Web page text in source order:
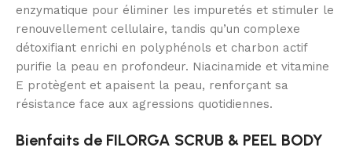
enzymatique pour éliminer les impuretés et stimuler le
renouvellement cellulaire, tandis qu’un complexe
détoxifiant enrichi en polyphénols et charbon actif
purifie la peau en profondeur. Niacinamide et vitamine
E protègent et apaisent la peau, renforçant sa
résistance face aux agressions quotidiennes.
Bienfaits de FILORGA SCRUB & PEEL BODY